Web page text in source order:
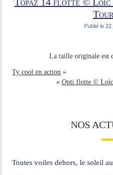
Publié le 22
La taille originale est
Ty cool en action »
« Opti flotte ©
NOS
Toutes voiles dehors, le soleil